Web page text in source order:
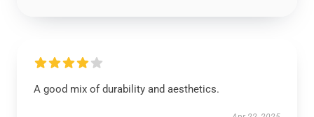
A good mix of durability and aesthetics.